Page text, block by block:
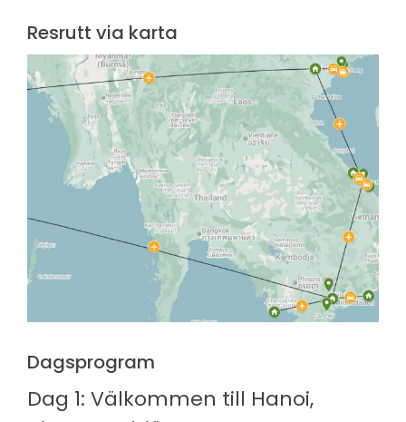
Resrutt via karta
Dagsprogram
Dag 1: Välkommen till Hanoi,